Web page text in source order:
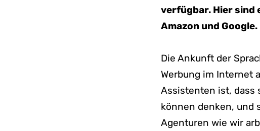
verfügbar. Hier sind
Amazon und Google.
Die Ankunft der
Werbung im Internet
Assistenten ist, dass
können denken, und
Agenturen wie wir